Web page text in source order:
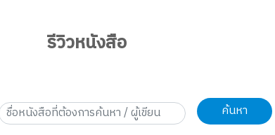
รีวิวหนังสือ
ค้นหา